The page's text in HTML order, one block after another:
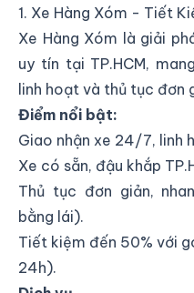
1. Xe Hàng Xóm - Tiết
Xe Hàng Xóm là giải
uy tín tại TP.HCM,
linh hoạt và thủ tục đơn
Điểm nổi bật:
Giao nhận xe 24/7, linh
Xe có sẵn, đậu khắp
Thủ tục đơn giản,
bằng lái).
Tiết kiệm đến 50% với
24h).